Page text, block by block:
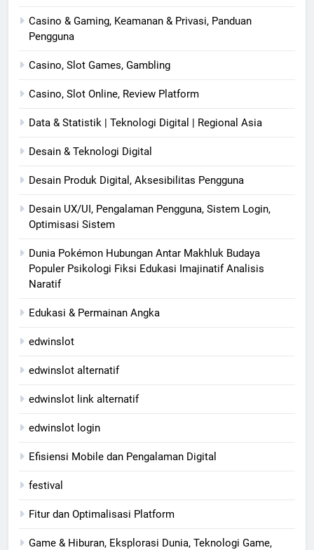
Casino & Gaming, Keamanan & Privasi, Panduan
Pengguna
Casino, Slot Games, Gambling
Casino, Slot Online, Review Platform
Data & Statistik | Teknologi Digital | Regional Asia
Desain & Teknologi Digital
Desain Produk Digital, Aksesibilitas Pengguna
Desain UX/UI, Pengalaman Pengguna, Sistem Login,
Optimisasi Sistem
Dunia Pokémon Hubungan Antar Makhluk Budaya
Populer Psikologi Fiksi Edukasi Imajinatif Analisis
Naratif
Edukasi & Permainan Angka
edwinslot
edwinslot alternatif
edwinslot link alternatif
edwinslot login
Efisiensi Mobile dan Pengalaman Digital
festival
Fitur dan Optimalisasi Platform
Game & Hiburan, Eksplorasi Dunia, Teknologi Game,